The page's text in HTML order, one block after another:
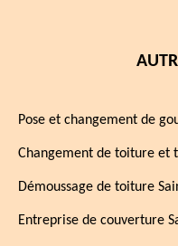
Pose et changement de
Changement de toiture et
Démoussage de toiture
Entreprise de couverture